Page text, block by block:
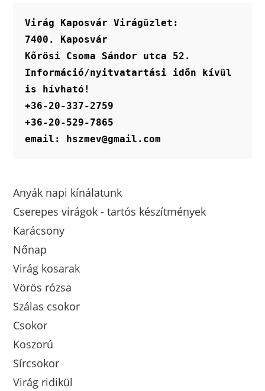
Virág Kaposvár Virágüzlet:
7400. Kaposvár
Kőrösi Csoma Sándor utca 52.
Információ/nyitvatartási időn kívül
is hívható!
+36-20-337-2759
+36-20-529-7865
email: hszmev@gmail.com
Anyák napi kínálatunk
Cserepes virágok - tartós készítmények
Karácsony
Nőnap
Virág kosarak
Vörös rózsa
Szálas csokor
Csokor
Koszorú
Sírcsokor
Virág ridikül